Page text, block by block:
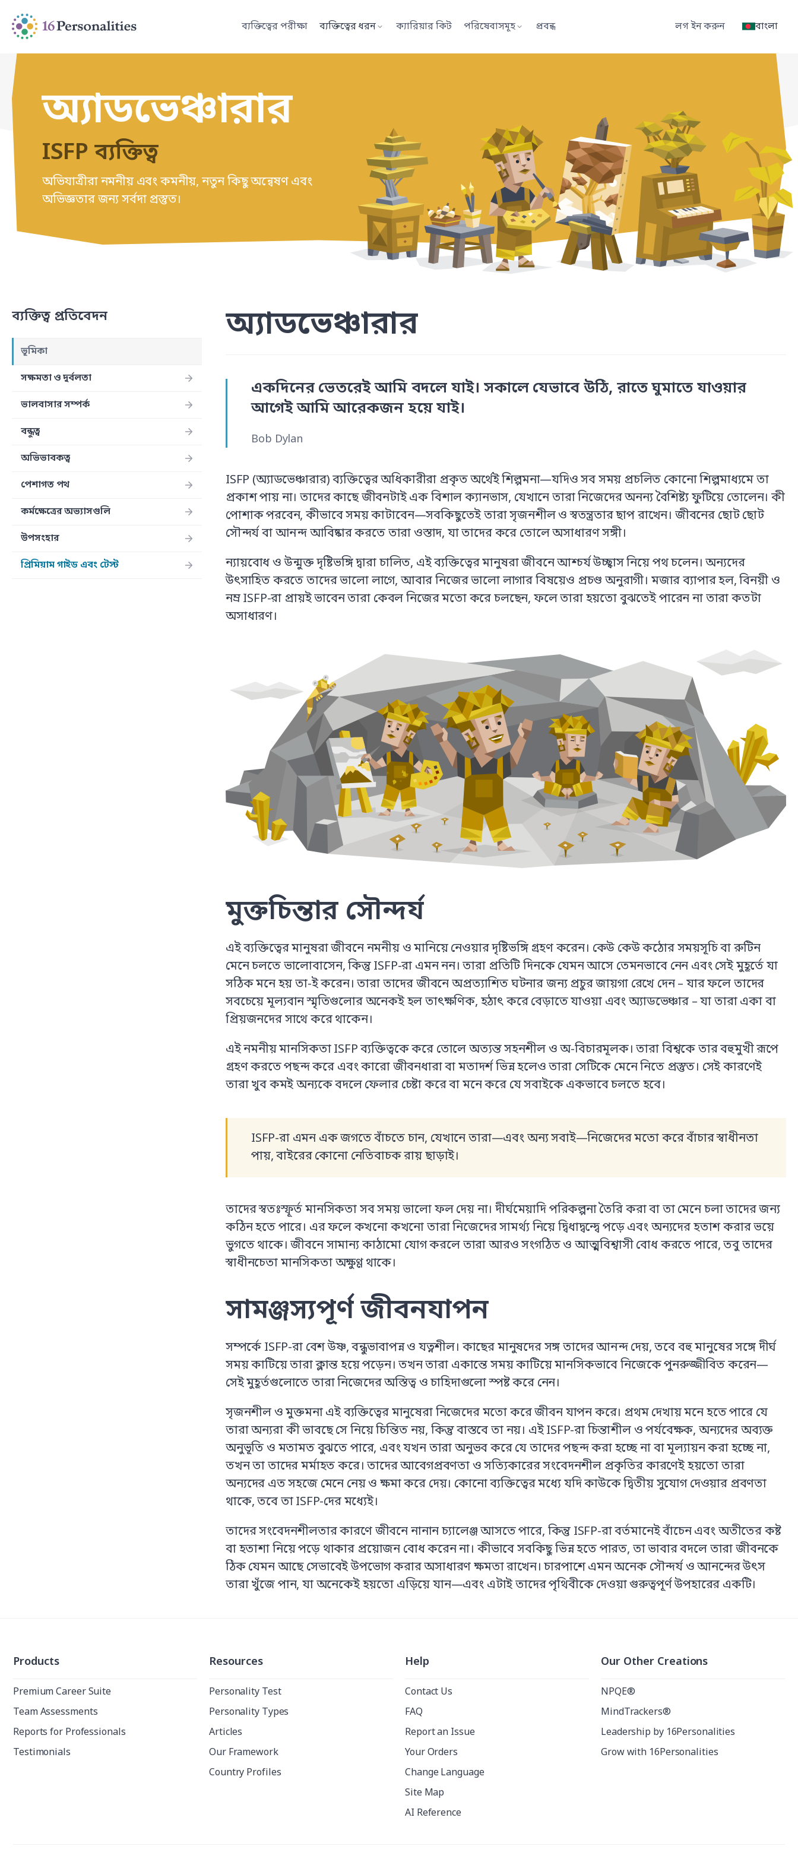
অ্যাক্সেসিবিলিটি বিকল্পগুলিতে যান
ব্যক্তিত্বের পরীক্ষা ব্যক্তিত্বের ধরন ক্যারিয়ার কিট পরিষেবাসমূহ প্রবন্ধ লগ ইন করুন বাংলা
অ্যাডভেঞ্চারার
ISFP ব্যক্তিত্ব
অভিযাত্রীরা নমনীয় এবং কমনীয়, নতুন কিছু অন্বেষণ এবং
অভিজ্ঞতার জন্য সর্বদা প্রস্তুত।
ব্যক্তিত্ব প্রতিবেদন
ভূমিকা
সক্ষমতা ও দুর্বলতা
ভালবাসার সম্পর্ক
বন্ধুত্ব
অভিভাবকত্ব
পেশাগত পথ
কর্মক্ষেত্রের অভ্যাসগুলি
উপসংহার
প্রিমিয়াম গাইড এবং টেস্ট
অ্যাডভেঞ্চারার
একদিনের ভেতরেই আমি বদলে যাই। সকালে যেভাবে উঠি, রাতে ঘুমাতে যাওয়ার
আগেই আমি আরেকজন হয়ে যাই।
Bob Dylan
ISFP (অ্যাডভেঞ্চারার) ব্যক্তিত্বের অধিকারীরা প্রকৃত অর্থেই শিল্পমনা—যদিও সব সময় প্রচলিত কোনো শিল্পমাধ্যমে তা
প্রকাশ পায় না। তাদের কাছে জীবনটাই এক বিশাল ক্যানভাস, যেখানে তারা নিজেদের অনন্য বৈশিষ্ট্য ফুটিয়ে তোলেন। কী
পোশাক পরবেন, কীভাবে সময় কাটাবেন—সবকিছুতেই তারা সৃজনশীল ও স্বতন্ত্রতার ছাপ রাখেন। জীবনের ছোট ছোট
সৌন্দর্য বা আনন্দ আবিষ্কার করতে তারা ওস্তাদ, যা তাদের করে তোলে অসাধারণ সঙ্গী।
ন্যায়বোধ ও উন্মুক্ত দৃষ্টিভঙ্গি দ্বারা চালিত, এই ব্যক্তিত্বের মানুষরা জীবনে আশ্চর্য উচ্ছ্বাস নিয়ে পথ চলেন। অন্যদের
উৎসাহিত করতে তাদের ভালো লাগে, আবার নিজের ভালো লাগার বিষয়েও প্রচণ্ড অনুরাগী। মজার ব্যাপার হল, বিনয়ী ও
নম্র ISFP-রা প্রায়ই ভাবেন তারা কেবল নিজের মতো করে চলছেন, ফলে তারা হয়তো বুঝতেই পারেন না তারা কতটা
অসাধারণ।
মুক্তচিন্তার সৌন্দর্য
এই ব্যক্তিত্বের মানুষরা জীবনে নমনীয় ও মানিয়ে নেওয়ার দৃষ্টিভঙ্গি গ্রহণ করেন। কেউ কেউ কঠোর সময়সূচি বা রুটিন
মেনে চলতে ভালোবাসেন, কিন্তু ISFP-রা এমন নন। তারা প্রতিটি দিনকে যেমন আসে তেমনভাবে নেন এবং সেই মুহূর্তে যা
সঠিক মনে হয় তা-ই করেন। তারা তাদের জীবনে অপ্রত্যাশিত ঘটনার জন্য প্রচুর জায়গা রেখে দেন – যার ফলে তাদের
সবচেয়ে মূল্যবান স্মৃতিগুলোর অনেকই হল তাৎক্ষণিক, হঠাৎ করে বেড়াতে যাওয়া এবং অ্যাডভেঞ্চার – যা তারা একা বা
প্রিয়জনদের সাথে করে থাকেন।
এই নমনীয় মানসিকতা ISFP ব্যক্তিত্বকে করে তোলে অত্যন্ত সহনশীল ও অ-বিচারমূলক। তারা বিশ্বকে তার বহুমুখী রূপে
গ্রহণ করতে পছন্দ করে এবং কারো জীবনধারা বা মতাদর্শ ভিন্ন হলেও তারা সেটিকে মেনে নিতে প্রস্তুত। সেই কারণেই
তারা খুব কমই অন্যকে বদলে ফেলার চেষ্টা করে বা মনে করে যে সবাইকে একভাবে চলতে হবে।
ISFP-রা এমন এক জগতে বাঁচতে চান, যেখানে তারা—এবং অন্য সবাই—নিজেদের মতো করে বাঁচার স্বাধীনতা
পায়, বাইরের কোনো নেতিবাচক রায় ছাড়াই।
তাদের স্বতঃস্ফূর্ত মানসিকতা সব সময় ভালো ফল দেয় না। দীর্ঘমেয়াদি পরিকল্পনা তৈরি করা বা তা মেনে চলা তাদের জন্য
কঠিন হতে পারে। এর ফলে কখনো কখনো তারা নিজেদের সামর্থ্য নিয়ে দ্বিধাদ্বন্দ্বে পড়ে এবং অন্যদের হতাশ করার ভয়ে
ভুগতে থাকে। জীবনে সামান্য কাঠামো যোগ করলে তারা আরও সংগঠিত ও আত্মবিশ্বাসী বোধ করতে পারে, তবু তাদের
স্বাধীনচেতা মানসিকতা অক্ষুণ্ণ থাকে।
সামঞ্জস্যপূর্ণ জীবনযাপন
সম্পর্কে ISFP-রা বেশ উষ্ণ, বন্ধুভাবাপন্ন ও যত্নশীল। কাছের মানুষদের সঙ্গ তাদের আনন্দ দেয়, তবে বহু মানুষের সঙ্গে দীর্ঘ
সময় কাটিয়ে তারা ক্লান্ত হয়ে পড়েন। তখন তারা একান্তে সময় কাটিয়ে মানসিকভাবে নিজেকে পুনরুজ্জীবিত করেন—
সেই মুহূর্তগুলোতে তারা নিজেদের অস্তিত্ব ও চাহিদাগুলো স্পষ্ট করে নেন।
সৃজনশীল ও মুক্তমনা এই ব্যক্তিত্বের মানুষেরা নিজেদের মতো করে জীবন যাপন করে। প্রথম দেখায় মনে হতে পারে যে
তারা অন্যরা কী ভাবছে সে নিয়ে চিন্তিত নয়, কিন্তু বাস্তবে তা নয়। এই ISFP-রা চিন্তাশীল ও পর্যবেক্ষক, অন্যদের অব্যক্ত
অনুভূতি ও মতামত বুঝতে পারে, এবং যখন তারা অনুভব করে যে তাদের পছন্দ করা হচ্ছে না বা মূল্যায়ন করা হচ্ছে না,
তখন তা তাদের মর্মাহত করে। তাদের আবেগপ্রবণতা ও সত্যিকারের সংবেদনশীল প্রকৃতির কারণেই হয়তো তারা
অন্যদের এত সহজে মেনে নেয় ও ক্ষমা করে দেয়। কোনো ব্যক্তিত্বের মধ্যে যদি কাউকে দ্বিতীয় সুযোগ দেওয়ার প্রবণতা
থাকে, তবে তা ISFP-দের মধ্যেই।
তাদের সংবেদনশীলতার কারণে জীবনে নানান চ্যালেঞ্জ আসতে পারে, কিন্তু ISFP-রা বর্তমানেই বাঁচেন এবং অতীতের কষ্ট
বা হতাশা নিয়ে পড়ে থাকার প্রয়োজন বোধ করেন না। কীভাবে সবকিছু ভিন্ন হতে পারত, তা ভাবার বদলে তারা জীবনকে
ঠিক যেমন আছে সেভাবেই উপভোগ করার অসাধারণ ক্ষমতা রাখেন। চারপাশে এমন অনেক সৌন্দর্য ও আনন্দের উৎস
তারা খুঁজে পান, যা অনেকেই হয়তো এড়িয়ে যান—এবং এটাই তাদের পৃথিবীকে দেওয়া গুরুত্বপূর্ণ উপহারের একটি।
Products
Premium Career Suite
Team Assessments
Reports for Professionals
Testimonials
Resources
Personality Test
Personality Types
Articles
Our Framework
Country Profiles
Help
Contact Us
FAQ
Report an Issue
Your Orders
Change Language
Site Map
AI Reference
Our Other Creations
NPQE®
MindTrackers®
Leadership by 16Personalities
Grow with 16Personalities